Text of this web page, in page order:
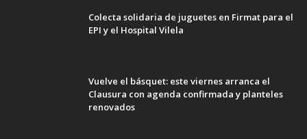
Colecta solidaria de juguetes en Firmat para el
EPI y el Hospital Vilela
Vuelve el básquet: este viernes arranca el
Clausura con agenda confirmada y planteles
renovados